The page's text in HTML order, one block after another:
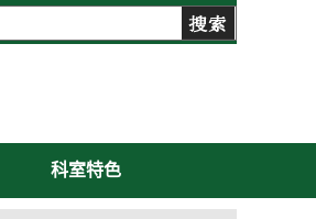
科室特色